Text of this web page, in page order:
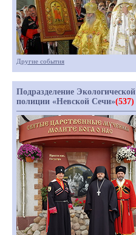
Другие события
Подразделение Экологической
полиции «Невской Сечи»(537)